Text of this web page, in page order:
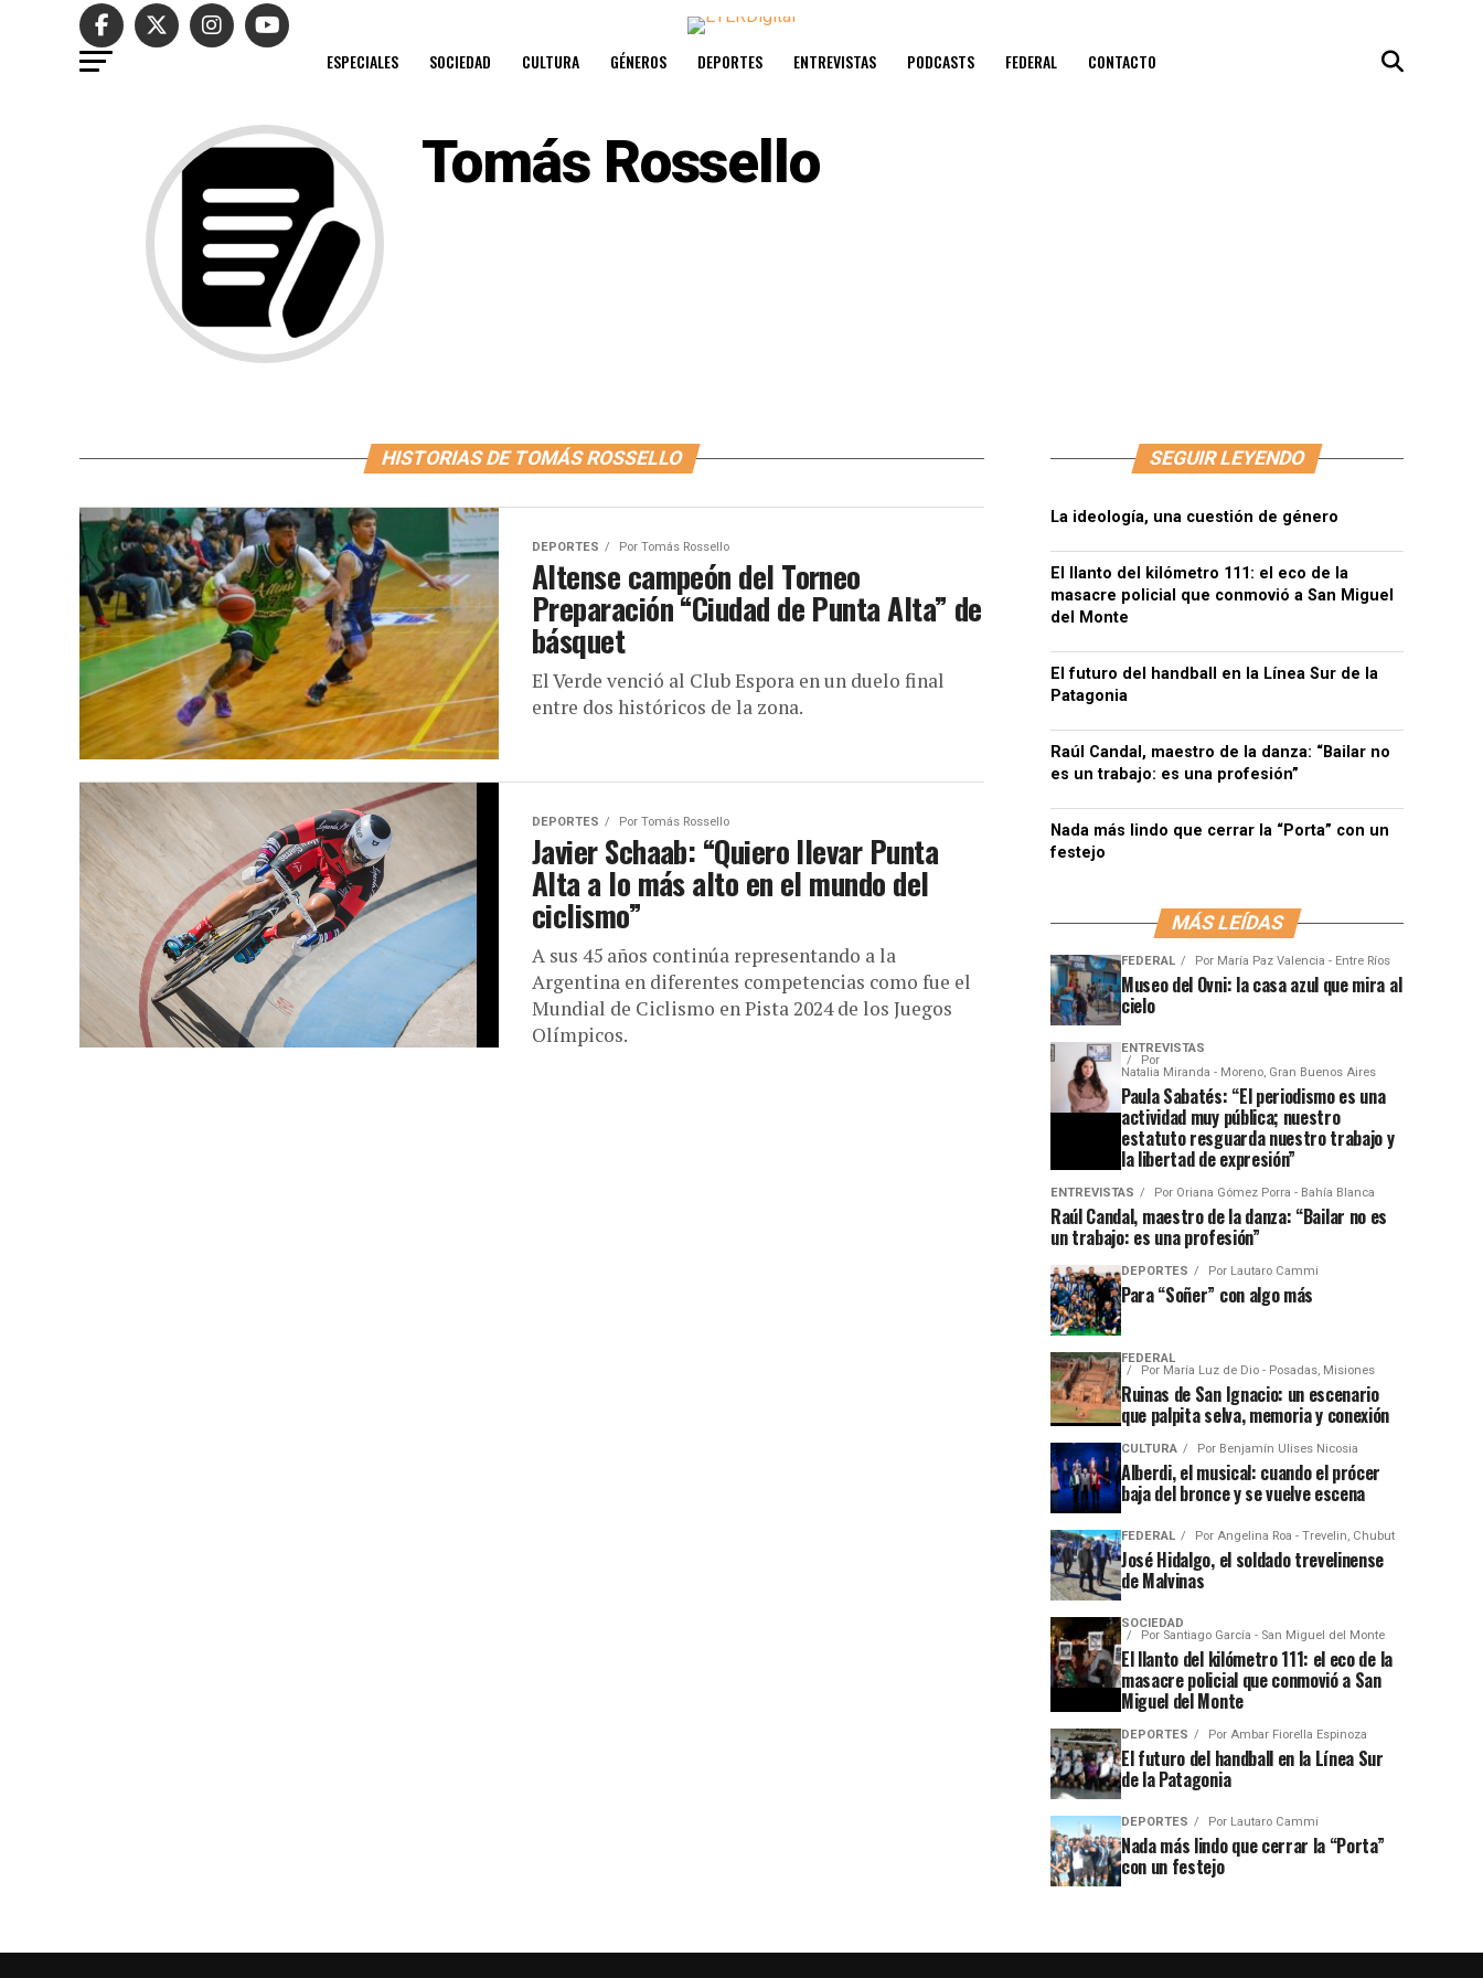
ESPECIALES SOCIEDAD CULTURA GÉNEROS DEPORTES ENTREVISTAS PODCASTS FEDERAL CONTACTO
Tomás Rossello
HISTORIAS DE TOMÁS ROSSELLO
DEPORTES Por Tomás Rossello
Altense campeón del Torneo
Preparación “Ciudad de Punta Alta” de
básquet
El Verde venció al Club Espora en un duelo final
entre dos históricos de la zona.
DEPORTES Por Tomás Rossello
Javier Schaab: “Quiero llevar Punta
Alta a lo más alto en el mundo del
ciclismo”
A sus 45 años continúa representando a la
Argentina en diferentes competencias como fue el
Mundial de Ciclismo en Pista 2024 de los Juegos
Olímpicos.
SEGUIR LEYENDO
La ideología, una cuestión de género
El llanto del kilómetro 111: el eco de la
masacre policial que conmovió a San Miguel
del Monte
El futuro del handball en la Línea Sur de la
Patagonia
Raúl Candal, maestro de la danza: “Bailar no
es un trabajo: es una profesión”
Nada más lindo que cerrar la “Porta” con un
festejo
MÁS LEÍDAS
FEDERAL Por María Paz Valencia - Entre Ríos
Museo del Ovni: la casa azul que mira al
cielo
ENTREVISTAS
Por
Natalia Miranda - Moreno, Gran Buenos Aires
Paula Sabatés: “El periodismo es una
actividad muy pública; nuestro
estatuto resguarda nuestro trabajo y
la libertad de expresión”
ENTREVISTAS Por Oriana Gómez Porra - Bahía Blanca
Raúl Candal, maestro de la danza: “Bailar no es
un trabajo: es una profesión”
DEPORTES Por Lautaro Cammi
Para “Soñer” con algo más
FEDERAL
Por María Luz de Dio - Posadas, Misiones
Ruinas de San Ignacio: un escenario
que palpita selva, memoria y conexión
CULTURA Por Benjamín Ulises Nicosia
Alberdi, el musical: cuando el prócer
baja del bronce y se vuelve escena
FEDERAL Por Angelina Roa - Trevelin, Chubut
José Hidalgo, el soldado trevelinense
de Malvinas
SOCIEDAD
Por Santiago García - San Miguel del Monte
El llanto del kilómetro 111: el eco de la
masacre policial que conmovió a San
Miguel del Monte
DEPORTES Por Ambar Fiorella Espinoza
El futuro del handball en la Línea Sur
de la Patagonia
DEPORTES Por Lautaro Cammi
Nada más lindo que cerrar la “Porta”
con un festejo